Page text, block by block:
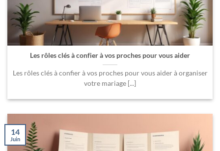
Les rôles clés à confier à vos proches pour vous aider
Les rôles clés à confier à vos proches pour vous aider à organiser
votre mariage [...]
14
Juin